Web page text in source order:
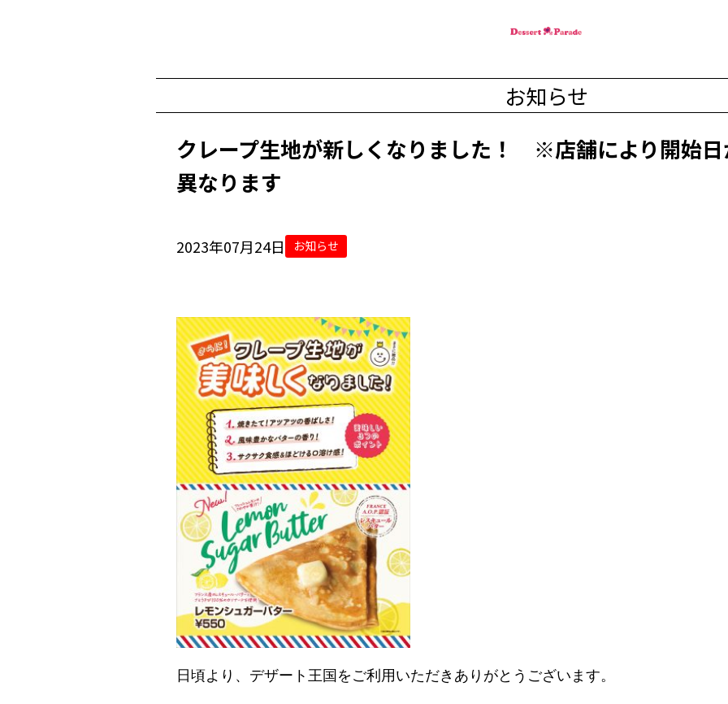
お知らせ
クレープ生地が新しくなりました！ ※店舗により開始
異なります
2023年07月24日 お知らせ
日頃より、デザート王国をご利用いただきありがとうございます。